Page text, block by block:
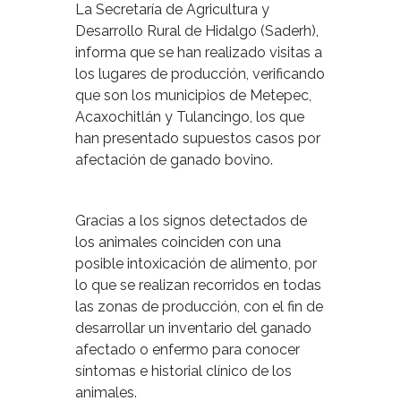
La Secretaría de Agricultura y
Desarrollo Rural de Hidalgo (Saderh),
informa que se han realizado visitas a
los lugares de producción, verificando
que son los municipios de Metepec,
Acaxochitlán y Tulancingo, los que
han presentado supuestos casos por
afectación de ganado bovino.
Gracias a los signos detectados de
los animales coinciden con una
posible intoxicación de alimento, por
lo que se realizan recorridos en todas
las zonas de producción, con el fin de
desarrollar un inventario del ganado
afectado o enfermo para conocer
síntomas e historial clínico de los
animales.